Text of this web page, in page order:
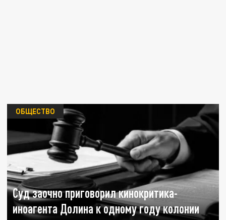
Суд заочно приговорил кинокритика-
иноагента Долина к одному году колонии
ОБЩЕСТВО